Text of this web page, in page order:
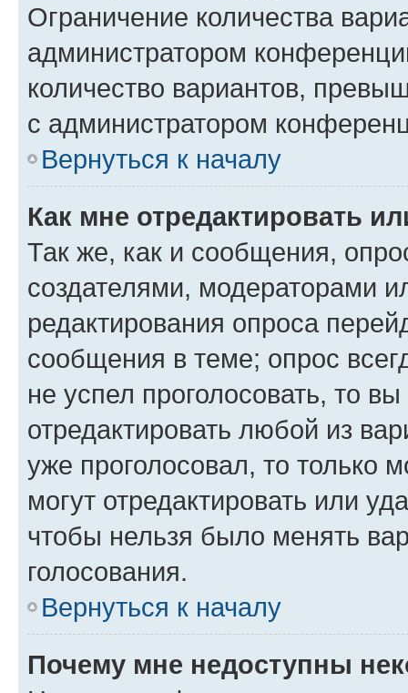
Ограничение количества
администратором
количество вариантов,
с администратором
Вернуться к началу
Как мне отредактировать
Так же, как и сообщения,
создателями, модераторами
редактирования опроса
сообщения в теме; опрос
не успел проголосовать, то
отредактировать любой из
уже проголосовал, то только
могут отредактировать или
чтобы нельзя было менять
голосования.
Вернуться к началу
Почему мне недоступны